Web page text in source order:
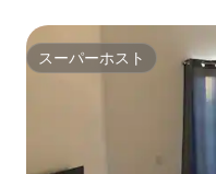
スーパーホスト
スーパーホスト